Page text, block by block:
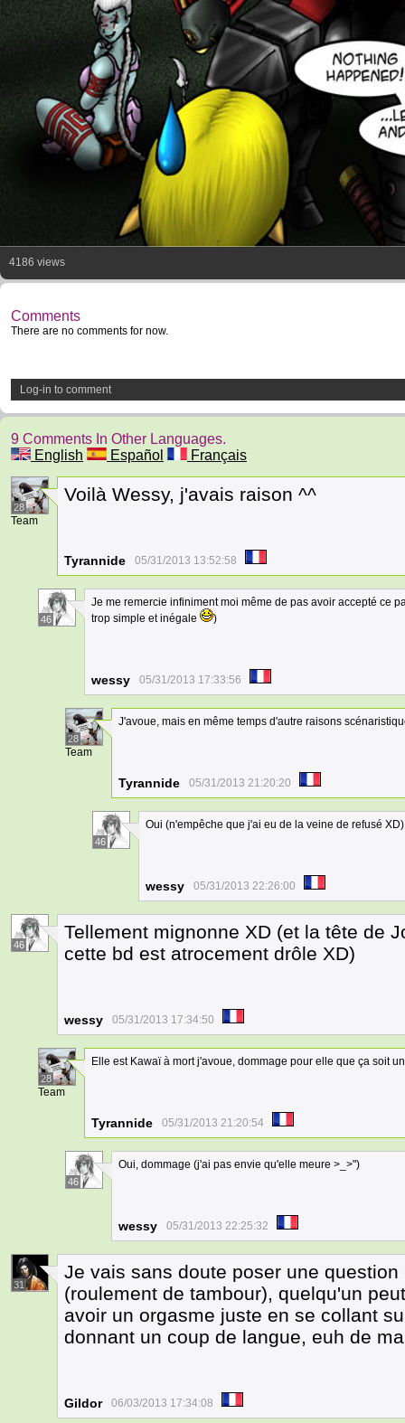
4186 views
Comments
There are no comments for now.
Log-in to comment
9 Comments In Other Languages.
English
Español Français
28
Team
Voilà Wessy, j'avais raison ^^
Tyrannide 05/31/2013 13:52:58
46
Je me remercie infiniment moi même de pas avoir accepté ce
trop simple et inégale
)
wessy 05/31/2013 17:33:56
28
Team
J'avoue, mais en même temps d'autre raisons
Tyrannide 05/31/2013 21:20:20
46
Oui (n'empêche que j'ai eu de la veine de refusé XD)
wessy 05/31/2013 22:26:00
46
Tellement mignonne XD (et la tête de
cette bd est atrocement drôle XD)
wessy 05/31/2013 17:34:50
28
Team
Elle est Kawaï à mort j'avoue, dommage pour elle que ça soit
Tyrannide 05/31/2013 21:20:54
46
Oui, dommage (j'ai pas envie qu'elle meure >_>")
wessy 05/31/2013 22:25:32
31
Je vais sans doute poser une
(roulement de tambour), quelqu'un
avoir un orgasme juste en se collant
donnant un coup de langue, euh de
Gildor 06/03/2013 17:34:08